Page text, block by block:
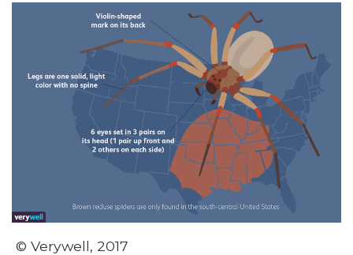
© Verywell, 2017